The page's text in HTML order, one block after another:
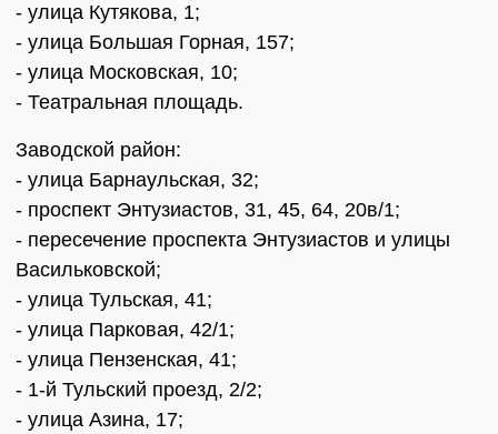
- улица Кутякова, 1;
- улица Большая Горная, 157;
- улица Московская, 10;
- Театральная площадь.
Заводской район:
- улица Барнаульская, 32;
- проспект Энтузиастов, 31, 45, 64, 20в/1;
- пересечение проспекта Энтузиастов и улицы
Васильковской;
- улица Тульская, 41;
- улица Парковая, 42/1;
- улица Пензенская, 41;
- 1-й Тульский проезд, 2/2;
- улица Азина, 17;